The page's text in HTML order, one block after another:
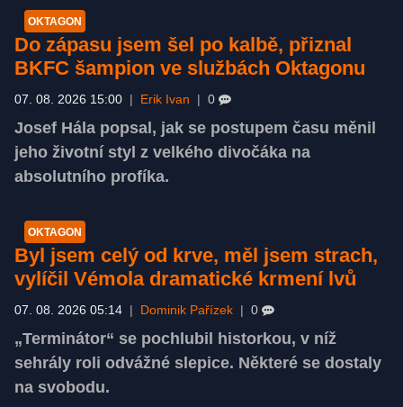
OKTAGON
Do zápasu jsem šel po kalbě, přiznal
BKFC šampion ve službách Oktagonu
07. 08. 2026 15:00 | Erik Ivan | 0
Josef Hála popsal, jak se postupem času měnil
jeho životní styl z velkého divočáka na
absolutního profíka.
OKTAGON
Byl jsem celý od krve, měl jsem strach,
vylíčil Vémola dramatické krmení lvů
07. 08. 2026 05:14 | Dominik Pařízek | 0
„Terminátor“ se pochlubil historkou, v níž
sehrály roli odvážné slepice. Některé se dostaly
na svobodu.